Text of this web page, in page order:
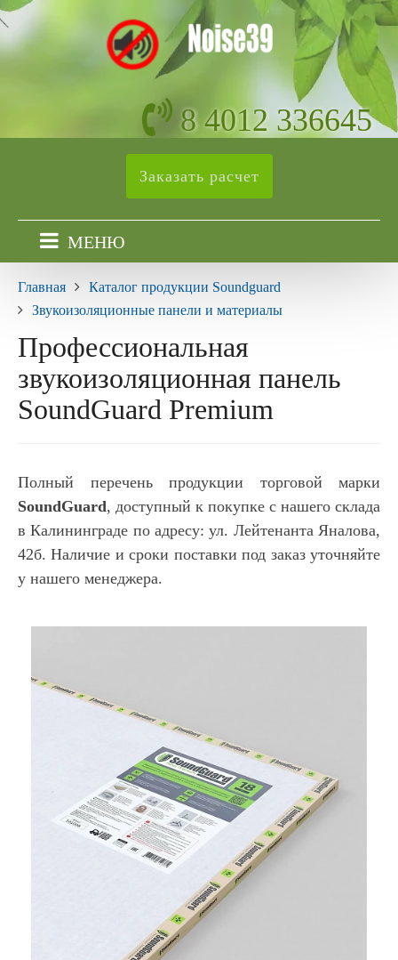
8 4012 336645
Заказать расчет
МЕНЮ
Главная
Каталог продукции Soundguard
Звукоизоляционные панели и материалы
Профессиональная
звукоизоляционная панель
SoundGuard Premium
Полный перечень продукции торговой марки
SoundGuard, доступный к покупке с нашего склада
в Калининграде по адресу: ул. Лейтенанта Яналова,
42б. Наличие и сроки поставки под заказ уточняйте
у нашего менеджера.